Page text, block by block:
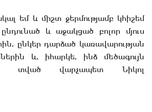
եմ և միշտ ջերմությամբ կհիշեմ
և աջակցած բոլոր մյուս
ընկեր դարձած կառավարության
և, իհարկե, ինձ մեծագույն
տված վարչապետ Նիկոլ